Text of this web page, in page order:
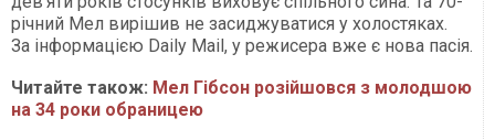
річний Мел вирішив не засиджуватися у холостяках.
За інформацією Daily Mail, у режисера вже є нова пасія.
Читайте також: Мел Гібсон розійшовся з молодшою
на 34 роки обраницею